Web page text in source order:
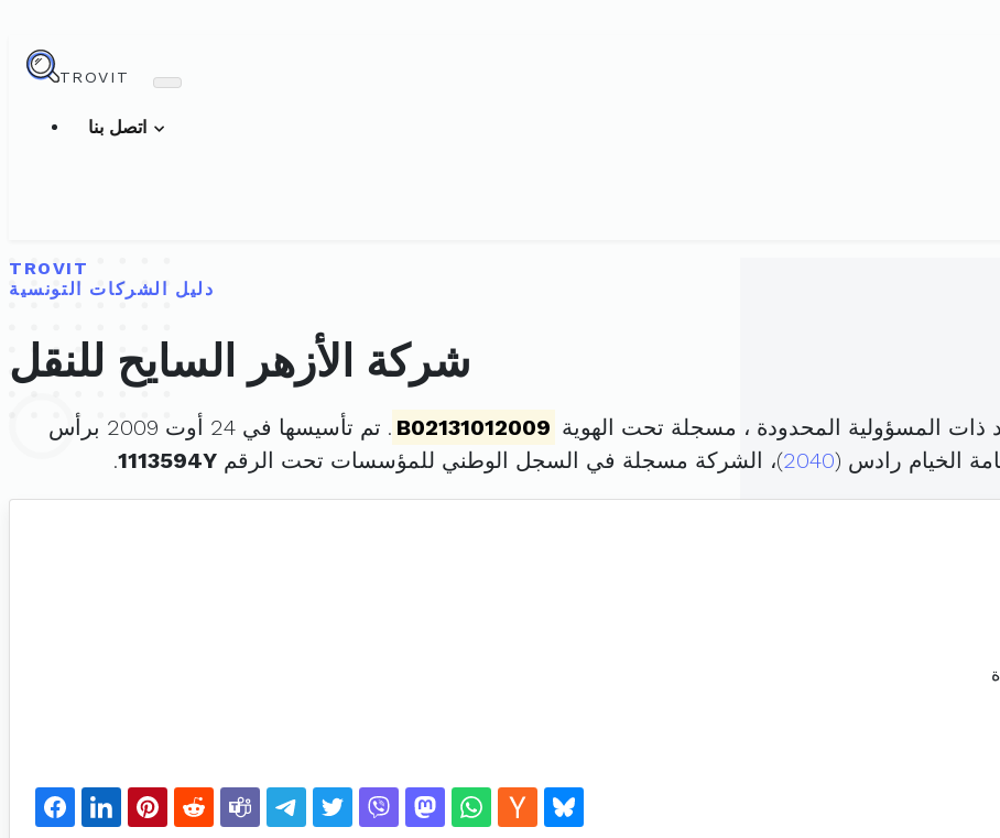
TROVIT
TROVIT
دليل الشركات التونسية
شركة الأزهر السايح للنقل
المسؤولية المحدودة ، مسجلة تحت الهوية B02131012009
. تم تأسيسها في 24 أوت 2009 برأس
الخيام رادس (2040)، الشركة مسجلة في السجل الوطني للمؤسسات تحت الرقم 1113594Y
.